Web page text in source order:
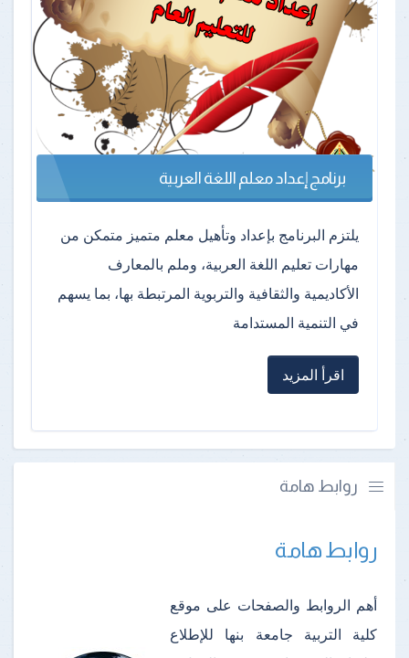
برنامج إعداد معلم اللغة العربية
يلتزم البرنامج بإعداد وتأهيل معلم متميز متمكن من
مهارات تعليم اللغة العربية، وملم بالمعارف
الأكاديمية والثقافية والتربوية المرتبطة بها، بما يسهم
في التنمية المستدامة
اقرأ المزيد
روابط هامة
روابط هامة
أهم الروابط والصفحات على موقع
كلية التربية جامعة بنها للإطلاع